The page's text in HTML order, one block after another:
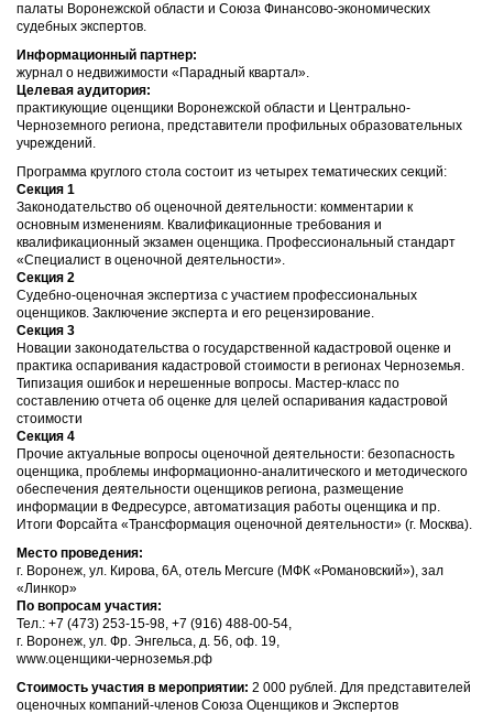
палаты Воронежской области и Союза Финансово-экономических
судебных экспертов.
Информационный партнер:
журнал о недвижимости «Парадный квартал».
Целевая аудитория:
практикующие оценщики Воронежской области и Центрально-
Черноземного региона, представители профильных образовательных
учреждений.
Программа круглого стола состоит из четырех тематических секций:
Секция 1
Законодательство об оценочной деятельности: комментарии к
основным изменениям. Квалификационные требования и
квалификационный экзамен оценщика. Профессиональный стандарт
«Специалист в оценочной деятельности».
Секция 2
Судебно-оценочная экспертиза с участием профессиональных
оценщиков. Заключение эксперта и его рецензирование.
Секция 3
Новации законодательства о государственной кадастровой оценке и
практика оспаривания кадастровой стоимости в регионах Черноземья.
Типизация ошибок и нерешенные вопросы. Мастер-класс по
составлению отчета об оценке для целей оспаривания кадастровой
стоимости
Секция 4
Прочие актуальные вопросы оценочной деятельности: безопасность
оценщика, проблемы информационно-аналитического и методического
обеспечения деятельности оценщиков региона, размещение
информации в Федресурсе, автоматизация работы оценщика и пр.
Итоги Форсайта «Трансформация оценочной деятельности» (г. Москва).
Место проведения:
г. Воронеж, ул. Кирова, 6А, отель Mercure (МФК «Романовский»), зал
«Линкор»
По вопросам участия:
Тел.: +7 (473) 253-15-98, +7 (916) 488-00-54,
г. Воронеж, ул. Фр. Энгельса, д. 56, оф. 19,
www.оценщики-черноземья.рф
Стоимость участия в мероприятии: 2 000 рублей. Для представителей
оценочных компаний-членов Союза Оценщиков и Экспертов